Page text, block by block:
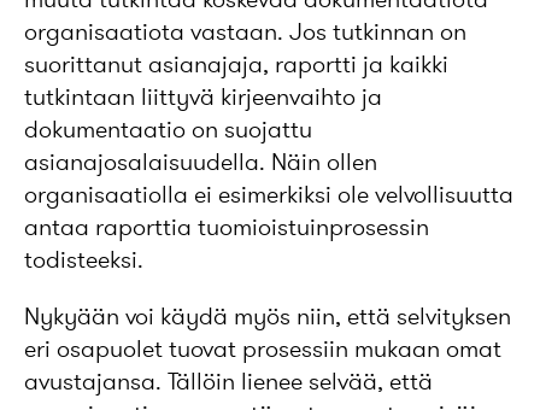
organisaatiota vastaan. Jos tutkinnan on
suorittanut asianajaja, raportti ja kaikki
tutkintaan liittyvä kirjeenvaihto ja
dokumentaatio on suojattu
asianajosalaisuudella. Näin ollen
organisaatiolla ei esimerkiksi ole velvollisuutta
antaa raporttia tuomioistuinprosessin
todisteeksi.
Nykyään voi käydä myös niin, että selvityksen
eri osapuolet tuovat prosessiin mukaan omat
avustajansa. Tällöin lienee selvää, että